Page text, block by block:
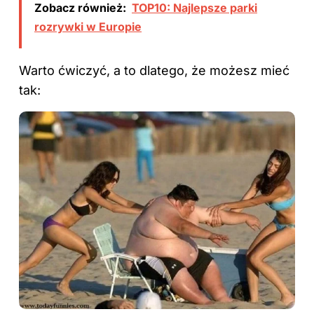
Zobacz również: TOP10: Najlepsze parki
rozrywki w Europie
Warto ćwiczyć, a to dlatego, że możesz mieć
tak: